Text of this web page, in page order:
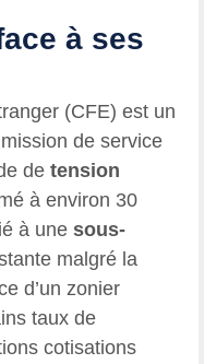
à ses
(CFE) est un
de service
de tension
à environ 30
à une sous-
malgré la
d’un zonier
taux de
cotisations